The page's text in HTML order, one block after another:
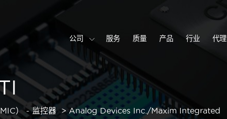
公司 服务 质量 产品 行业 代理
） - 监控器 Analog Devices Inc./Maxim Integrated